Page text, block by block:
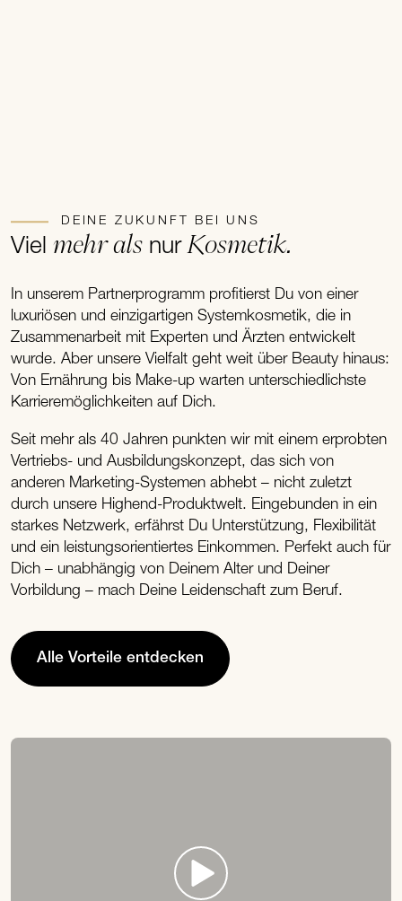
DEINE ZUKUNFT BEI UNS
Viel mehr als nurKosmetik.
In unserem Partnerprogramm profitierst Du von einer
luxuriösen und einzigartigen Systemkosmetik, die in
Zusammenarbeit mit Experten und Ärzten entwickelt
wurde. Aber unsere Vielfalt geht weit über Beauty hinaus:
Von Ernährung bis Make-up warten unterschiedlichste
Karrieremöglichkeiten auf Dich.
Seit mehr als 40 Jahren punkten wir mit einem erprobten
Vertriebs- und Ausbildungskonzept, das sich von
anderen Marketing-Systemen abhebt – nicht zuletzt
durch unsere Highend-Produktwelt. Eingebunden in ein
starkes Netzwerk, erfährst Du Unterstützung, Flexibilität
und ein leistungsorientiertes Einkommen. Perfekt auch für
Dich – unabhängig von Deinem Alter und Deiner
Vorbildung – mach Deine Leidenschaft zum Beruf.
Alle Vorteile entdecken